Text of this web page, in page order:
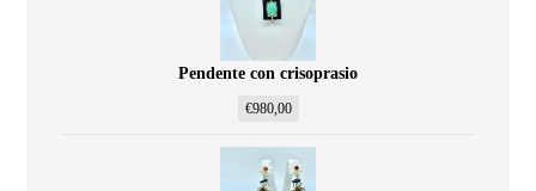
Pendente con crisoprasio
€980,00